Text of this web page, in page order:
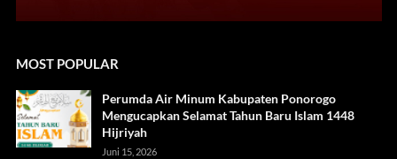
MOST POPULAR
Perumda Air Minum Kabupaten Ponorogo
Mengucapkan Selamat Tahun Baru Islam 1448
Hijriyah
Juni 15, 2026